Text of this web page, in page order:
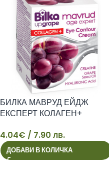
4
БИЛКА МАВРУД ЕЙДЖ
ЕКСПЕРТ КОЛАГЕН+
4.04€ / 7.90 лв.
ДОБАВИ В КОЛИЧКА